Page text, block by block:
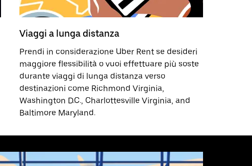
Viaggi a lunga distanza
Prendi in considerazione Uber Rent se desideri
maggiore flessibilità o vuoi effettuare più soste
durante viaggi di lunga distanza verso
destinazioni come Richmond Virginia,
Washington D.C., Charlottesville Virginia, and
Baltimore Maryland.